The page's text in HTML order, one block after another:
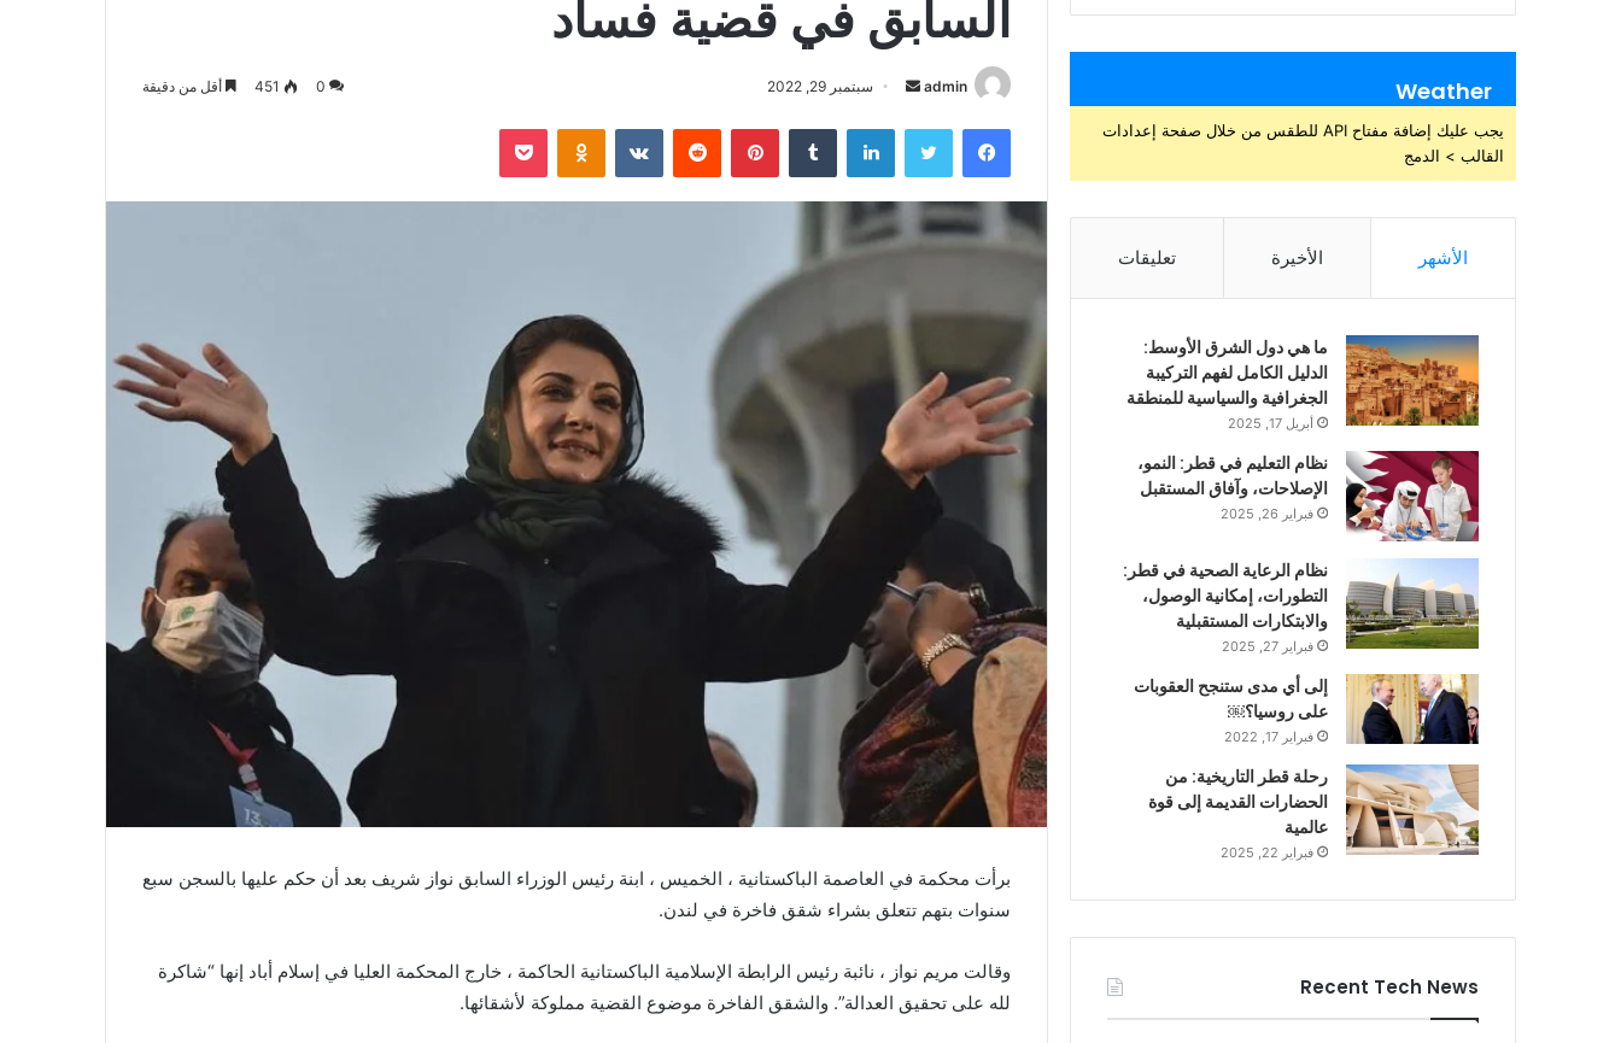
السابق في قضية فساد
admin
ل
ب
ك
ر
ا
سبتمبر 29, 2022 0
451 أقل من دقيقة
فيسبوك لينكدإن بينتيريست
برأت محكمة في العاصمة الباكستانية ، الخميس ، ابنة رئيس الوزراء السابق نواز شريف بعد أن حكم عليها بالسجن سبع
سنوات بتهم تتعلق بشراء شقق فاخرة في لندن.
وقالت مريم نواز ، نائبة رئيس الرابطة الإسلامية الباكستانية الحاكمة ، خارج المحكمة العليا في إسلام أباد إنها “شاكرة
لله على تحقيق العدالة”. والشقق الفاخرة موضوع القضية مملوكة لأشقائها.
Weather
يجب عليك إضافة مفتاح API للطقس من خلال صفحة إعدادات
القالب > الدمج
الأشهر الأخيرة تعليقات
ما هي دول الشرق الأوسط:
الدليل الكامل لفهم التركيبة
الجغرافية والسياسية للمنطقة
أبريل 17, 2025
نظام التعليم في قطر: النمو،
الإصلاحات، وآفاق المستقبل
فبراير 26, 2025
نظام الرعاية الصحية في قطر:
التطورات، إمكانية الوصول،
والابتكارات المستقبلية
فبراير 27, 2025
إلى أي مدى ستنجح العقوبات
على روسيا؟￼
فبراير 17, 2022
رحلة قطر التاريخية: من
الحضارات القديمة إلى قوة
عالمية
فبراير 22, 2025
Recent Tech News